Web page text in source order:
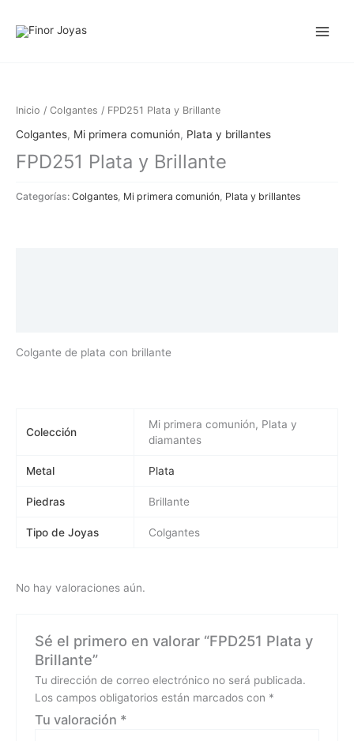
Inicio / Colgantes / FPD251 Plata y Brillante
Colgantes, Mi primera comunión, Plata y brillantes
FPD251 Plata y Brillante
Categorías: Colgantes Mi primera comunión Plata y brillantes
Colgante de plata con brillante
Colección
Mi primera comunión, Plata y
diamantes
Metal Plata
Piedras Brillante
Tipo de Joyas Colgantes
No hay valoraciones aún.
Sé el primero en valorar “FPD251 Plata y
Brillante”
Tu dirección de correo electrónico no será publicada.
Los campos obligatorios están marcados con *
Tu valoración *